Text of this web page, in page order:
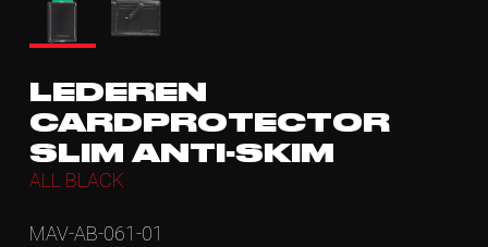
LEDEREN
CARDPROTECTOR
SLIM ANTI-SKIM
ALL BLACK
MAV-AB-061-01